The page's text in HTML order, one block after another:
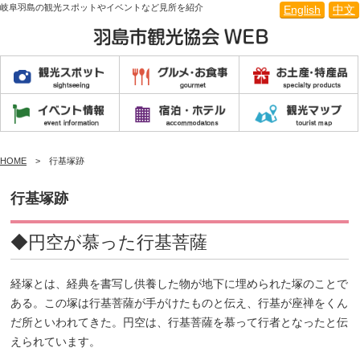
English 中文
岐阜羽島の観光スポットやイベントなど見所を紹介
HOME 行基塚跡
行基塚跡
◆円空が慕った行基菩薩
経塚とは、経典を書写し供養した物が地下に埋められた塚のことで
ある。この塚は行基菩薩が手がけたものと伝え、行基が座禅をくん
だ所といわれてきた。円空は、行基菩薩を慕って行者となったと伝
えられています。